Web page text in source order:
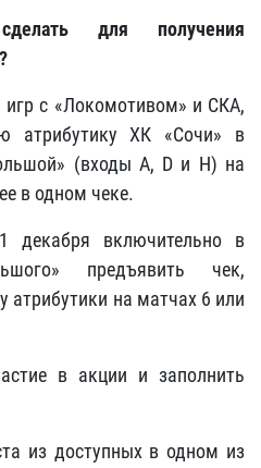
для получения
с «Локомотивом» и СКА,
атрибутику ХК «Сочи» в
(входы А, D и Н) на
в одном чеке.
включительно в
предъявить чек,
на матчах 6 или
в акции и заполнить
из доступных в одном из